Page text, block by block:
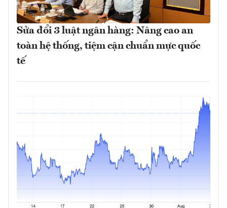
Sửa đổi 3 luật ngân hàng: Nâng cao an
toàn hệ thống, tiệm cận chuẩn mực quốc
tế